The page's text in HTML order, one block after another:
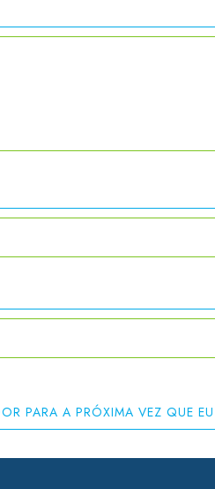
PARA A PRÓXIMA VEZ QUE